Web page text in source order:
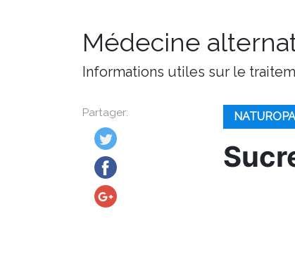
Médecine
Informations utiles sur le
Partager: